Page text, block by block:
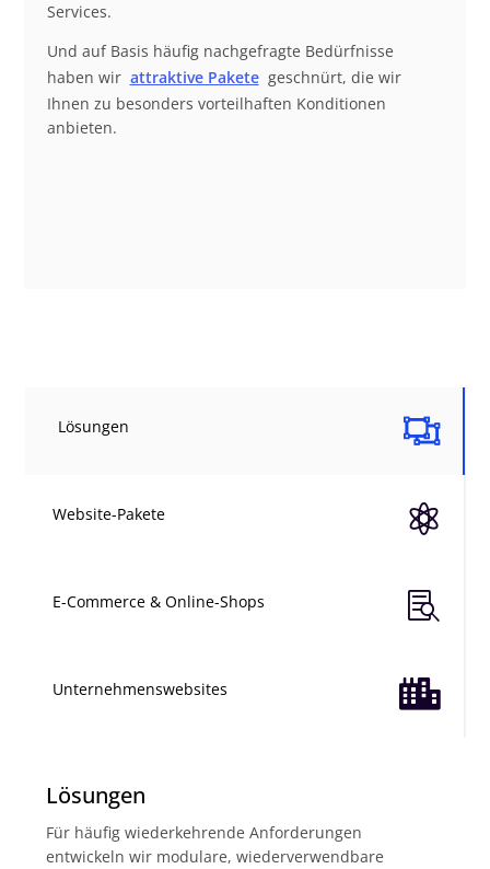
Services.
Und auf Basis häufig nachgefragte Bedürfnisse
haben wir attraktive Pakete geschnürt, die wir
Ihnen zu besonders vorteilhaften Konditionen
anbieten.

Lösungen

Website-Pakete

E-Commerce & Online-Shops

Unternehmenswebsites
Lösungen
Für häufig wiederkehrende Anforderungen
entwickeln wir modulare, wiederverwendbare